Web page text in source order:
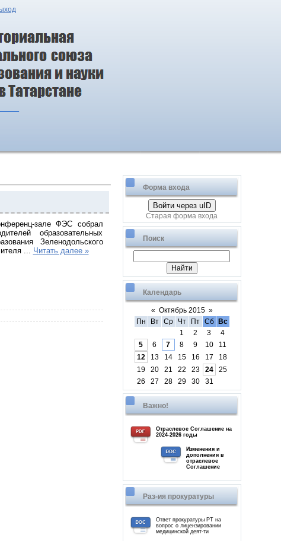
зале ФЭС собрал
образовательных
Зеленодольского
... Читать далее »
Форма входа
Войти через uID
Старая форма входа
Поиск
Календарь
« Октябрь 2015 »
Пн
Вт Ср Чт Пт Сб
Вс
1
2 3
4
5
6 7 8 9 10
11
12
13 14 15 16 17
18
19
20 21 22 23 24
25
26
27 28 29 30 31
Важно!
Отраслевое Соглашение на
2024-2026 годы
Изменения и
дополнения в
отраслевое
Соглашение
Раз-ия прокуратуры
Ответ прокуратуры РТ на
вопрос о лицензировании
медицинской деят-ти